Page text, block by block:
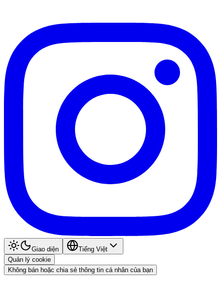
Giao diện
Tiếng Việt
Quản lý cookie
Không bán hoặc chia sẻ thông tin cá nhân của bạn